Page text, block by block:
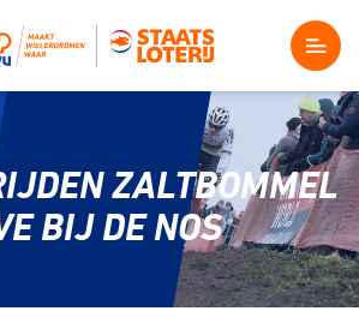
ZALTBOMMEL
BIJ DE NOS
Mountainbiken
E-Racing
ID-Cycling